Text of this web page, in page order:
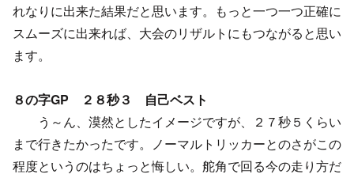
れなりに出来た結果だと思います。もっと一つ一つ正確に
スムーズに出来れば、大会のリザルトにもつながると思い
ます。
８の字GP ２８秒３ 自己ベスト
う～ん、漠然としたイメージですが、２７秒５くらい
まで行きたかったです。ノーマルトリッカーとのさがこの
程度というのはちょっと悔しい。舵角で回る今の走り方だ